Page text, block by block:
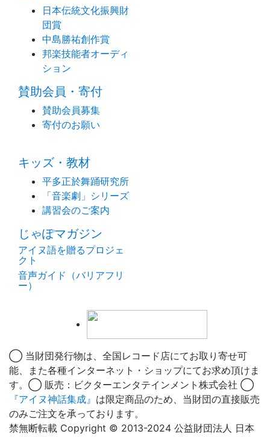
日本伝統文化振興財
団賞
中島勝祐創作賞
邦楽技能者オーディ
ション
賛助会員・寄付
賛助会員募集
寄付のお願い
キッズ・教材
平多正於舞踊研究所
「音楽劇」シリーズ
講習会のご案内
じゃぽマガジン
アイヌ語を贈るプロジェ
クト
音声ガイド（バリアフリ
ー）
◯ 当財団発行物は、全国レコード店にてお取り寄せ可
能、また各種インターネット・ショップにてお求め頂けま
す。◯ 販売：ビクターエンタテインメント株式会社 ◯
『アイヌ神話集成』 は限定商品のため、当財団の直接販売
のみご注文を承っております。
禁無断転載 Copyright © 2013-2024 公益財団法人 日本